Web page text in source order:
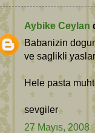
Aybike Ceylan
Babanizin
ve saglikli
Hele pasta
sevgiler
27 Mayıs, 2008